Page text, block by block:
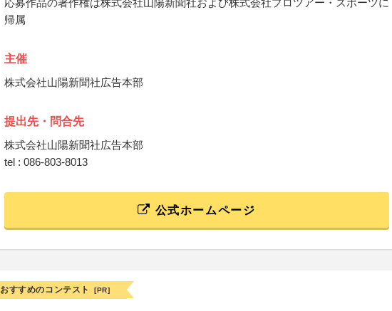
応募作品の著作権は株式会社山陽新聞社および株式会社プロツアー・スポーツに
帰属
主催
株式会社山陽新聞社広告本部
提出先・問合先
株式会社山陽新聞社広告本部
tel : 086-803-8013
公式ホームページ
おすすめのコンテスト [PR]